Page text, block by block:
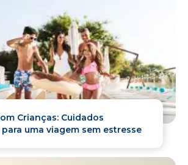
Crianças: Cuidados
uma viagem sem estresse